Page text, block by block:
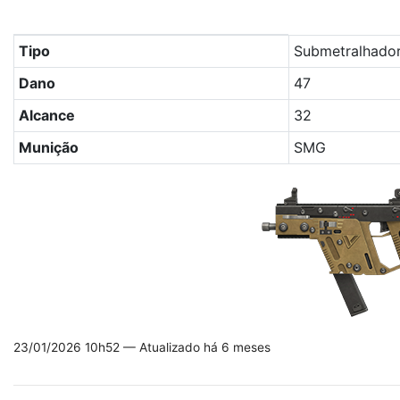
Tabela com os principais atributos da arma Vector no
Tipo
Dano
47
Alcance
32
Munição
SMG
23/01/2026 10h52 — Atualizado há 6 meses